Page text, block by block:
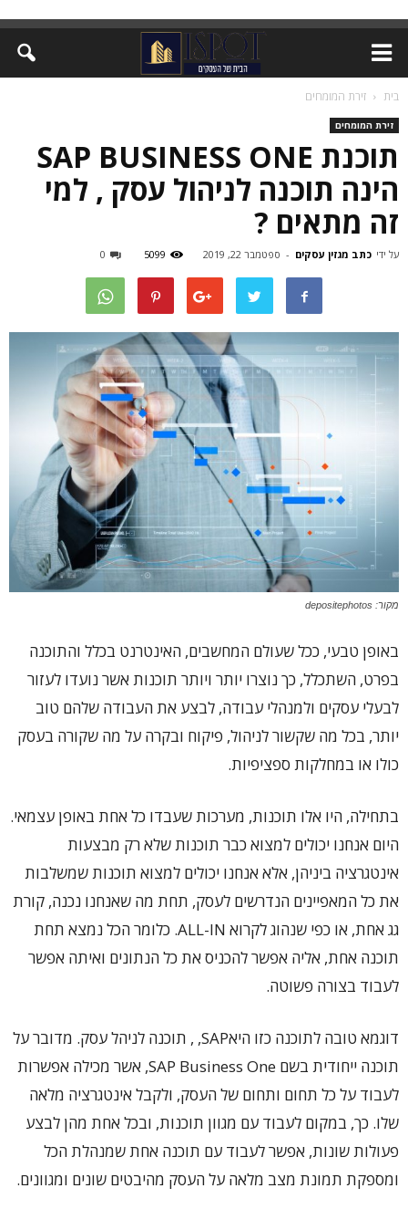
בית זירת המומחים
זירת המומחים
תוכנת SAP BUSINESS ONE
הינה תוכנה לניהול עסק , למי
זה מתאים ?
על ידי כתב מגזין עסקים - ספטמבר 22, 2019 5099
0
מקור: depositephotos
באופן טבעי, ככל שעולם המחשבים, האינטרנט בכלל והתוכנה
בפרט, השתכלל, כך נוצרו יותר ויותר תוכנות אשר נועדו לעזור
לבעלי עסקים ולמנהלי עבודה, לבצע את העבודה שלהם טוב
יותר, בכל מה שקשור לניהול, פיקוח ובקרה על מה שקורה בעסק
כולו או במחלקות ספציפיות.
בתחילה, היו אלו תוכנות, מערכות שעבדו כל אחת באופן עצמאי.
היום אנחנו יכולים למצוא כבר תוכנות שלא רק מבצעות
אינטגרציה ביניהן, אלא אנחנו יכולים למצוא תוכנות שמשלבות
את כל המאפיינים הנדרשים לעסק, תחת מה שאנחנו נכנה, קורת
גג אחת, או כפי שנהוג לקרוא ALL-IN. כלומר הכל נמצא תחת
תוכנה אחת, אליה אפשר להכניס את כל הנתונים ואיתה אפשר
לעבוד בצורה פשוטה.
דוגמא טובה לתוכנה כזו היאSAP, , תוכנה לניהל עסק. מדובר על
תוכנה ייחודית בשם SAP Business One, אשר מכילה אפשרות
לעבוד על כל תחום ותחום של העסק, ולקבל אינטגרציה מלאה
שלו. כך, במקום לעבוד עם מגוון תוכנות, ובכל אחת מהן לבצע
פעולות שונות, אפשר לעבוד עם תוכנה אחת שמנהלת הכל
ומספקת תמונת מצב מלאה על העסק מהיבטים שונים ומגוונים.